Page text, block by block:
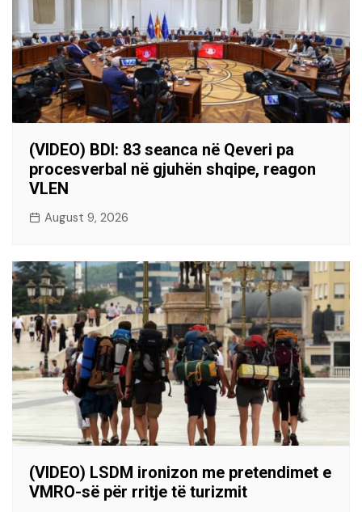
(VIDEO) BDI: 83 seanca në Qeveri pa
procesverbal në gjuhën shqipe, reagon
VLEN
August 9, 2026
(VIDEO) LSDM ironizon me pretendimet e
VMRO-së për rritje të turizmit